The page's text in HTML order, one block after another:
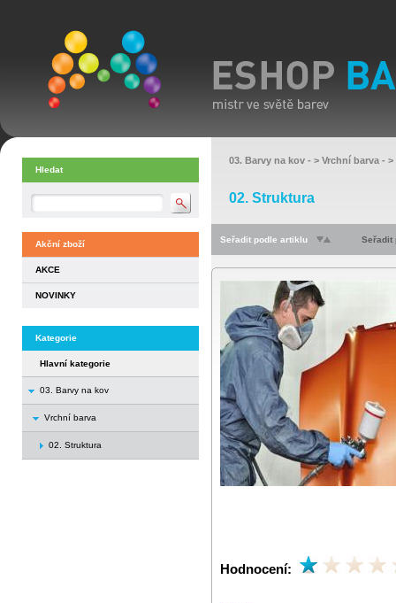
Hledat
Akční zboží
AKCE
NOVINKY
Kategorie
Hlavní kategorie
03. Barvy na kov
Vrchní barva
02. Struktura
03. Barvy na kov - > Vrchní barva - >
02. Struktura
Seřadit podle artiklu Seřadit
Hodnocení: